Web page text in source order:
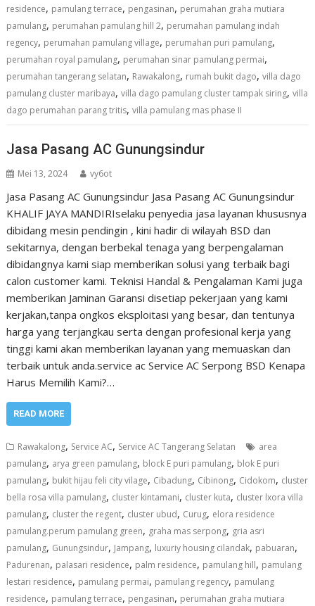
residence, pamulang terrace, pengasinan, perumahan graha mutiara
pamulang, perumahan pamulang hill 2, perumahan pamulang indah
regency, perumahan pamulang village, perumahan puri pamulang,
perumahan royal pamulang, perumahan sinar pamulang permai,
perumahan tangerang selatan, Rawakalong, rumah bukit dago,villa dago
pamulang cluster maribaya,villa dago pamulang cluster tampak siring,villa
dago perumahan parang tritis,villa pamulang mas phase II
Jasa Pasang AC Gunungsindur
Mei 13, 2024 vy6ot
Jasa Pasang AC Gunungsindur Jasa Pasang AC Gunungsindur
KHALIF JAYA MANDIRIselaku penyedia jasa layanan khususnya
dibidang mesin pendingin , kini hadir di wilayah BSD dan
sekitarnya, dengan berbekal tenaga yang berpengalaman
dibidangnya kami siap memberikan solusi yang terbaik bagi
calon customer kami. Teknisi Handal & Pengalaman Kami juga
memberikan Jaminan Garansi disetiap pekerjaan yang kami
kerjakan,tanpa ongkos eksploitasi yang besar, dan tentunya
harga yang terjangkau serta dengan profesional kerja yang
tinggi kami akan memberikan layanan yang memuaskan dan
terbaik untuk anda.service ac Service AC Serpong BSD Kenapa
Harus Memilih Kami?…
READ MORE
Rawakalong, Service AC, Service AC Tangerang Selatan
area
pamulang, arya green pamulang, block E puri pamulang, blok E puri
pamulang, bukit hijau feli city vilage, Cibadung, Cibinong, Cidokom, cluster
bella rosa villa pamulang, cluster kintamani, cluster kuta, cluster lxora villa
pamulang, cluster the regent, cluster ubud, Curug, elora residence
pamulang.perum pamulang green, graha mas serpong, gria asri
pamulang, Gunungsindur, Jampang, luxuriy housing cilandak, pabuaran,
Padurenan, palasari residence, palm residence, pamulang hill, pamulang
lestari residence, pamulang permai, pamulang regency, pamulang
residence, pamulang terrace, pengasinan, perumahan graha mutiara